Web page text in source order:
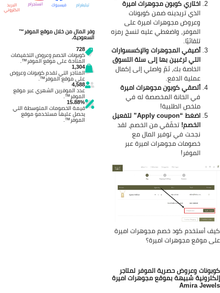
اختاري كوبون مجوهرات اميرة
الذي تريدينه ضمن كوبونات
وعروض مجوهرات اميرة على
الموفر، واضغطي عليه لنسخ رمزه
تلقائيًا.
أضيفي المجوهرات والإكسسوارات
التي ترغبين بها إلى سلة التسوق
الخاصة بك، ثمّ واصلي إلى إكمال
عملية الدفع.
ألصقي كوبون مجوهرات اميرة
في الخانة المخصصة له في
ملخص الطلبية!
اضغط “Apply coupon” لتفعيل
الخصم!تحقّقي من الخصم، لقد
نجحت في توفير المال مع
خصومات مجوهرات اميرة عبر
الموفر!
أستخدم كود خصم مجوهرات اميرة
موقع مجوهرات اميرة؟
وعروض حصرية الموفر لمتاجر
شبيهة بموقع مجوهرات اميرة
Amira
تيليغرام فيسبوك انستجرام البريد
الكتروني
وفر المال من خلال موقع الموفر™
السعودية.
728
كوبونات الخصم وعروض التخفيضات
المتاحة على موقع الموفر™.
1,304
المتاجر التي تقدم كوبونات وعروض
على موقع الموفر™.
4,588
عدد الموفرين الشهري عبر موقع
الموفر™.
15.88%
قيمة الخصومات المتوسطة التي
يحصل عليها مستخدمو موقع
الموفر™.